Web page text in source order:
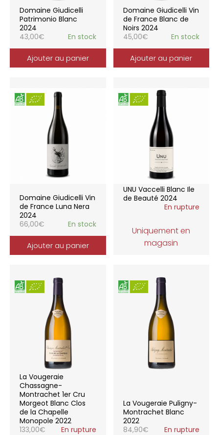
Domaine Giudicelli
Patrimonio Blanc
2024
43,00€ En stock
Ajouter au panier
Domaine Giudicelli Vin
de France Blanc de
Noirs 2024
45,00€ En stock
Ajouter au panier
Domaine Giudicelli Vin
de France Luna Nera
2024
66,00€ En stock
Ajouter au panier
UNU Vaccelli Blanc Ile
de Beauté 2024
En rupture
Uniquement en
magasin
La Vougeraie
Chassagne-
Montrachet 1er Cru
Morgeot Blanc Clos
de la Chapelle
Monopole 2022
133,00€ En rupture
La Vougeraie Puligny-
Montrachet Blanc
2022
84,90€ En rupture